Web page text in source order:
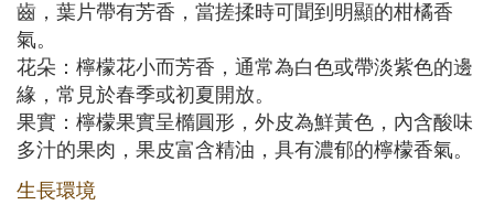
齒，葉片帶有芳香，當搓揉時可聞到明顯的柑橘香
氣。
花朵：檸檬花小而芳香，通常為白色或帶淡紫色的邊
緣，常見於春季或初夏開放。
果實：檸檬果實呈橢圓形，外皮為鮮黃色，內含酸味
多汁的果肉，果皮富含精油，具有濃郁的檸檬香氣。
生長環境